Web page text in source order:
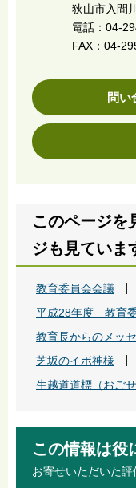
狭山市入間
電話：04-
FAX：04-
問い
このページを
ジも見ていま
教育委員会会議
平成28年度 教育
教育長からのメッ
芝坂のイボ神様
生越道道標（おご
この情報は役
お寄せいただいた評